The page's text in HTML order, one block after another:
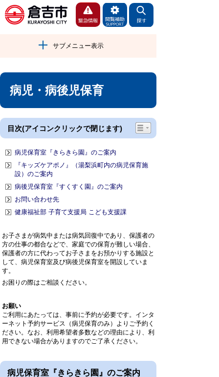
サブメニュー表示
病児・病後児保育
目次(アイコンクリックで閉じます)
病児保育室『きらきら園』のご案内
『キッズケアポノ』（湯梨浜町内の病児保育施
設）のご案内
病後児保育室『すくすく園』のご案内
お問い合わせ先
健康福祉部 子育て支援局 こども支援課
お子さまが病気中または病気回復中であり、保護者の
方の仕事の都合などで、家庭での保育が難しい場合、
保護者の方に代わってお子さまをお預かりする施設と
して、病児保育室及び病後児保育室を開設していま
す。
お困りの際はご相談ください。
お願い
ご利用にあたっては、事前に予約が必要です。インタ
ーネット予約サービス（病児保育のみ）よりご予約く
ださい。なお、利用希望者多数などの理由により、利
用できない場合がありますのでご了承ください。
病児保育室『きらきら園』のご案内